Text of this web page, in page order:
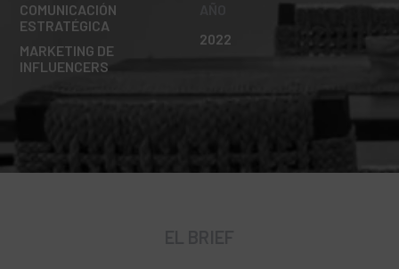
COMUNICACIÓN
ESTRATÉGICA
MARKETING DE
INFLUENCERS
2022